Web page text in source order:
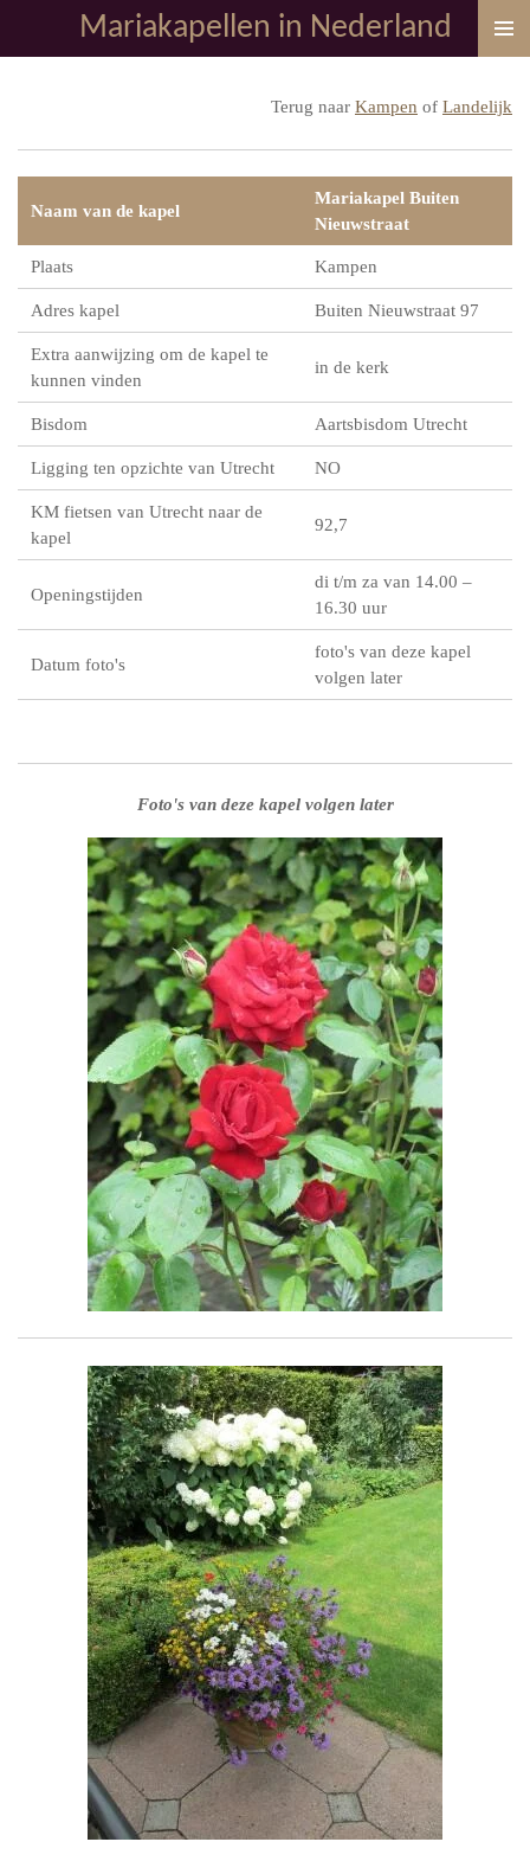
direct
Mariakapellen in Nederland
Terug naar Kampen of Landelijk
Naam van de kapel
Mariakapel Buiten
Nieuwstraat
Plaats Kampen
Adres kapel Buiten Nieuwstraat 97
Extra aanwijzing om de kapel te
kunnen vinden
in de kerk
Bisdom Aartsbisdom Utrecht
Ligging ten opzichte van Utrecht NO
KM fietsen van Utrecht naar de
kapel
92,7
Openingstijden
di t/m za van 14.00 –
16.30 uur
Datum foto's
foto's van deze kapel
volgen later
Foto's van deze kapel volgen later